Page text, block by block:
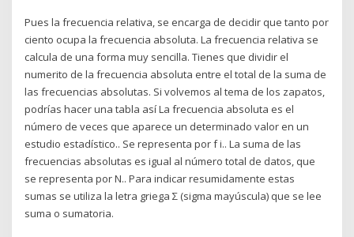
Pues la frecuencia relativa, se encarga de decidir que tanto por
ciento ocupa la frecuencia absoluta. La frecuencia relativa se
calcula de una forma muy sencilla. Tienes que dividir el
numerito de la frecuencia absoluta entre el total de la suma de
las frecuencias absolutas. Si volvemos al tema de los zapatos,
podrías hacer una tabla así La frecuencia absoluta es el
número de veces que aparece un determinado valor en un
estudio estadístico.. Se representa por f i.. La suma de las
frecuencias absolutas es igual al número total de datos, que
se representa por N.. Para indicar resumidamente estas
sumas se utiliza la letra griega Σ (sigma mayúscula) que se lee
suma o sumatoria.